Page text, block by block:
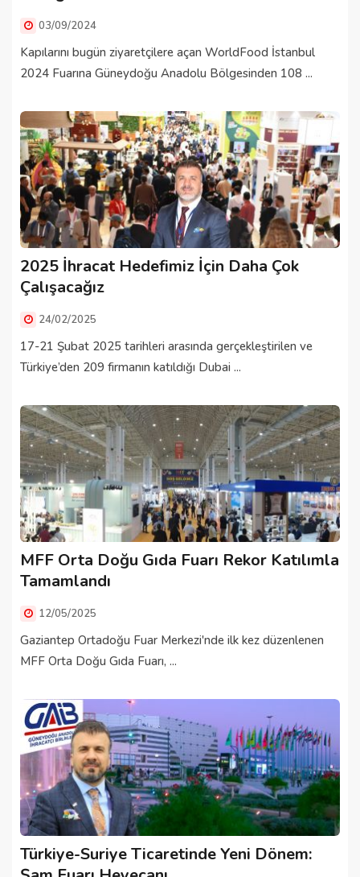
03/09/2024
Kapılarını bugün ziyaretçilere açan WorldFood İstanbul
2024 Fuarına Güneydoğu Anadolu Bölgesinden 108 ...
2025 İhracat Hedefimiz İçin Daha Çok
Çalışacağız
24/02/2025
17-21 Şubat 2025 tarihleri arasında gerçekleştirilen ve
Türkiye’den 209 firmanın katıldığı Dubai ...
MFF Orta Doğu Gıda Fuarı Rekor Katılımla
Tamamlandı
12/05/2025
Gaziantep Ortadoğu Fuar Merkezi'nde ilk kez düzenlenen
MFF Orta Doğu Gıda Fuarı, ...
Türkiye-Suriye Ticaretinde Yeni Dönem: